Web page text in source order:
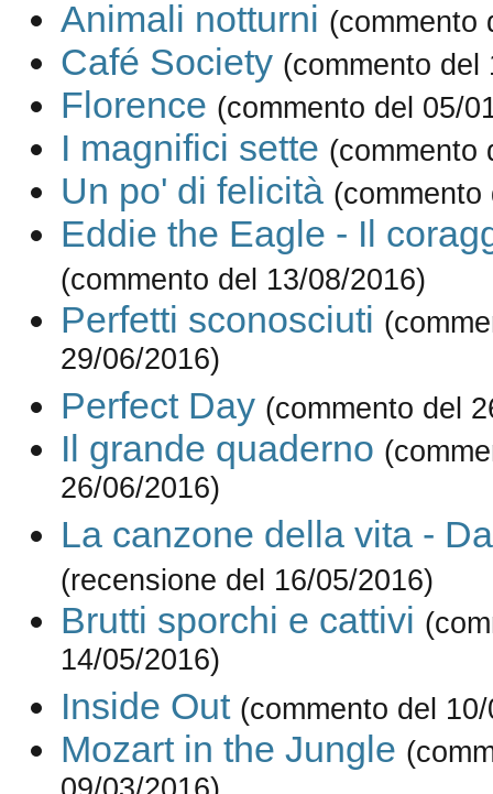
Animali notturni (commento
Café Society (commento del
Florence (commento del 05/
I magnifici sette (commento
Un po' di felicità (commento
Eddie the Eagle - Il
(commento del 13/08/2016)
Perfetti sconosciuti
29/06/2016)
Perfect Day (commento del
Il grande quaderno
26/06/2016)
La canzone della vita -
(recensione del 16/05/2016)
Brutti sporchi e cattivi
14/05/2016)
Inside Out (commento del
Mozart in the Jungle